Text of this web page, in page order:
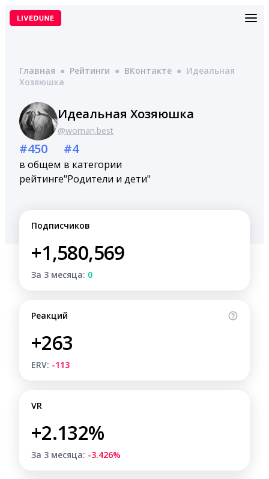
Перейти
Главная ● Рейтинги ● ВКонтакте ● Идеальная
Хозяюшка
Идеальная Хозяюшка
@woman.best
#450
в общем
рейтинге
#4
в категории
"Родители и дети"
Подписчиков
+1,580,569
За 3 месяца: 0
Реакций
+263
ERV: -113
VR
+2.132%
За 3 месяца: -3.426%